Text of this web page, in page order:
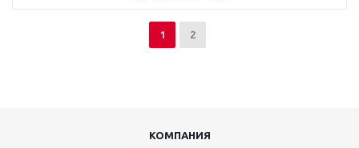
1 2
КОМПАНИЯ